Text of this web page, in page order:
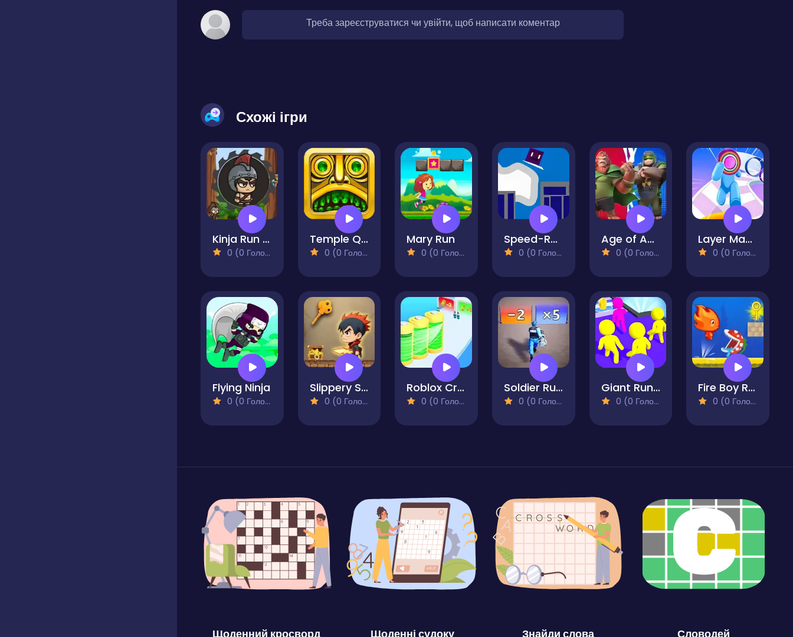
Треба зареєструватися чи увійти, щоб написати коментар
Схожі ігри
Kinja Run on the Wall
0 (0 Голосів)
Temple Quest
0 (0 Голосів)
Mary Run
0 (0 Голосів)
Speed-Run Platformer 2D!
0 (0 Голосів)
Age of Apes Run
0 (0 Голосів)
Layer Man 3d Run Collect
0 (0 Голосів)
Flying Ninja
0 (0 Голосів)
Slippery Slide Run Escape
0 (0 Голосів)
Roblox Craft Run
0 (0 Голосів)
Soldier Run Evolution
0 (0 Голосів)
Giant Run Color Run Crowd Switch
0 (0 Голосів)
Fire Boy Run Adventure
0 (0 Голосів)
Щоденний кросворд Щоденні судоку Знайди слова Словодей